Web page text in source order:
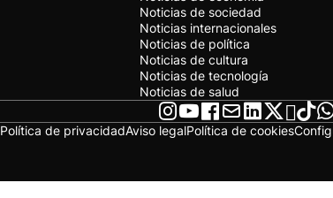
Noticias de sociedad
Noticias internacionales
Noticias de política
Noticias de cultura
Noticias de tecnología
Noticias de salud
Política de privacidadAviso legalPolítica de cookies